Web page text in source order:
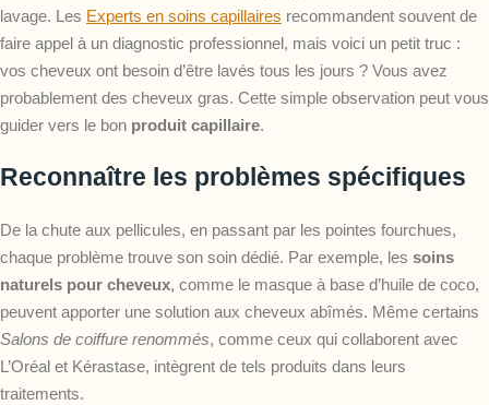
lavage. Les Experts en soins capillaires recommandent souvent de
faire appel à un diagnostic professionnel, mais voici un petit truc :
vos cheveux ont besoin d’être lavés tous les jours ? Vous avez
probablement des cheveux gras. Cette simple observation peut vous
guider vers le bon produit capillaire.
Reconnaître les problèmes spécifiques
De la chute aux pellicules, en passant par les pointes fourchues,
chaque problème trouve son soin dédié. Par exemple, les soins
naturels pour cheveux, comme le masque à base d’huile de coco,
peuvent apporter une solution aux cheveux abîmés. Même certains
Salons de coiffure renommés, comme ceux qui collaborent avec
L’Oréal et Kérastase, intègrent de tels produits dans leurs
traitements.